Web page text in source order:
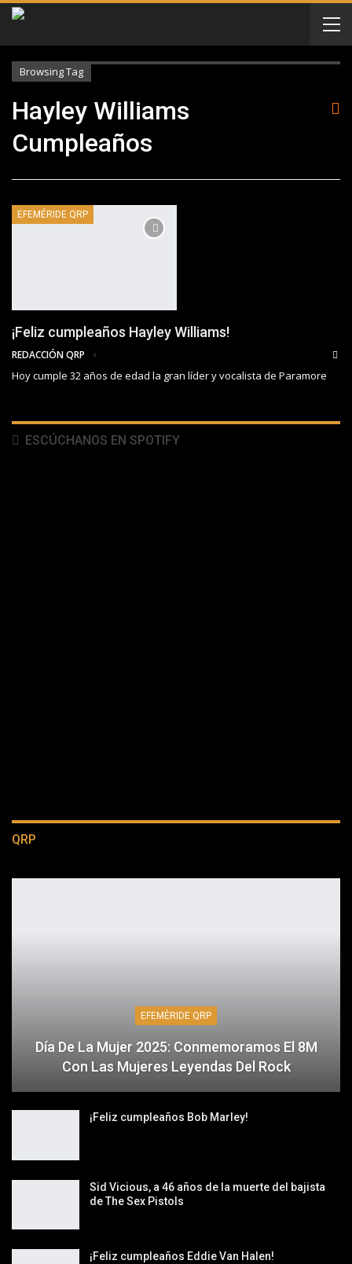
Browsing Tag
Hayley Williams
Cumpleaños
EFEMÉRIDE QRP
¡Feliz cumpleaños Hayley Williams!
REDACCIÓN QRP
Hoy cumple 32 años de edad la gran líder y vocalista de Paramore
ESCÚCHANOS EN SPOTIFY
QRP
EFEMÉRIDE QRP
Día De La Mujer 2025: Conmemoramos El 8M
Con Las Mujeres Leyendas Del Rock
¡Feliz cumpleaños Bob Marley!
Sid Vicious, a 46 años de la muerte del bajista
de The Sex Pistols
¡Feliz cumpleaños Eddie Van Halen!